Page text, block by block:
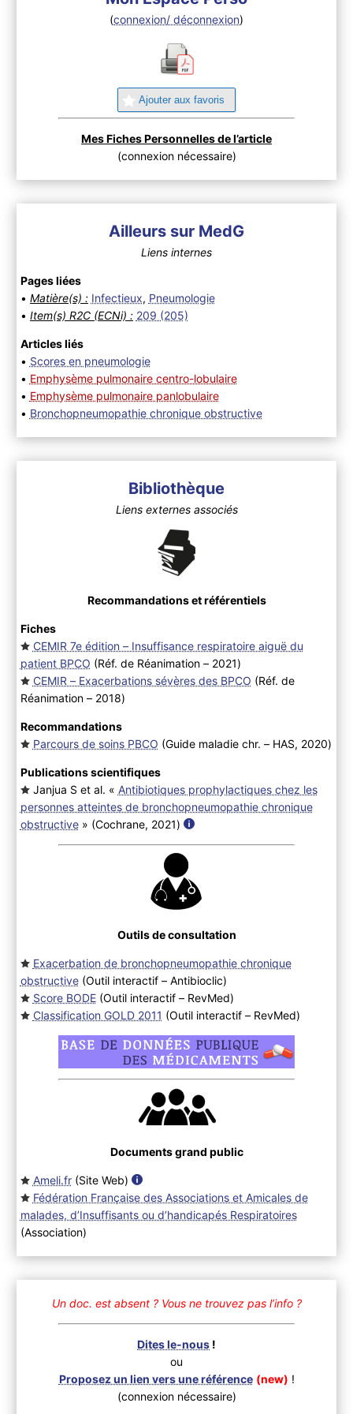
(connexion/ déconnexion)
Ajouter aux favoris
Mes Fiches Personnelles de l’article
(connexion nécessaire)
Ailleurs sur MedG
Liens internes
Pages liées
• Matière(s) : Infectieux, Pneumologie
• Item(s) R2C (ECNi) : 209 (205)
Articles liés
• Scores en pneumologie
• Emphysème pulmonaire centro-lobulaire
• Emphysème pulmonaire panlobulaire
• Bronchopneumopathie chronique obstructive
Bibliothèque
Liens externes associés
Recommandations et référentiels
Fiches
CEMIR 7e édition – Insuffisance respiratoire aiguë du
patient BPCO (Réf. de Réanimation – 2021)
CEMIR – Exacerbations sévères des BPCO (Réf. de
Réanimation – 2018)
Recommandations
Parcours de soins PBCO (Guide maladie chr. – HAS, 2020)
Publications scientifiques
Janjua S et al. « Antibiotiques prophylactiques chez les
personnes atteintes de bronchopneumopathie chronique
obstructive» (Cochrane, 2021)
Outils de consultation
Exacerbation de bronchopneumopathie chronique
obstructive(Outil interactif – Antibioclic)
Score BODE(Outil interactif – RevMed)
Classification GOLD 2011 (Outil interactif – RevMed)
Documents grand public
Ameli.fr(Site Web)
Fédération Française des Associations et Amicales de
malades, d’Insuffisants ou d’handicapés Respiratoires
(Association)
Un doc. est absent ? Vous ne trouvez pas l’info ?
Dites le-nous !
ou
Proposez un lien vers une référence (new) !
(connexion nécessaire)